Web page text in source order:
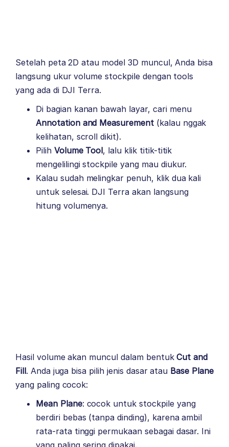
Setelah peta 2D atau model 3D muncul, Anda bisa
langsung ukur volume stockpile dengan tools
yang ada di DJI Terra.
Di bagian kanan bawah layar, cari menu
Annotation and Measurement(kalau nggak
kelihatan, scroll dikit).
Pilih Volume Tool, lalu klik titik-titik
mengelilingi stockpile yang mau diukur.
Kalau sudah melingkar penuh, klik dua kali
untuk selesai. DJI Terra akan langsung
hitung volumenya.
Hasil volume akan muncul dalam bentukCut and
Fill. Anda juga bisa pilih jenis dasar atau Base Plane
yang paling cocok:
Mean Plane: cocok untuk stockpile yang
berdiri bebas (tanpa dinding), karena ambil
rata-rata tinggi permukaan sebagai dasar. Ini